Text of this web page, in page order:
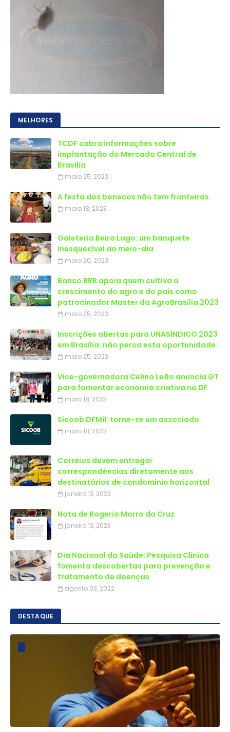
MELHORES
TCDF cobra informações sobre
implantação do Mercado Central de
Brasília
maio 25, 2023
A festa dos bonecos não tem fronteiras
maio 18, 2023
Galeteria Beira Lago: um banquete
inesquecível ao meio-dia
maio 20, 2023
Banco BRB apoia quem cultiva o
crescimento do agro e do país como
patrocinador Master da AgroBrasília 2023
maio 25, 2023
Inscrições abertas para UNASÍNDICO 2023
em Brasília: não perca esta oportunidade
maio 25, 2023
Vice-governadora Celina Leão anuncia GT
para fomentar economia criativa no DF
maio 18, 2023
Sicoob DFMil: torne-se um associado
maio 18, 2023
Correios devem entregar
correspondências diretamente aos
destinatários de condomínio horizontal
janeiro 13, 2023
Nota de Rogerio Morro da Cruz
janeiro 13, 2023
Dia Nacional da Saúde: Pesquisa Clínica
fomenta descobertas para prevenção e
tratamento de doenças
agosto 03, 2022
DESTAQUE